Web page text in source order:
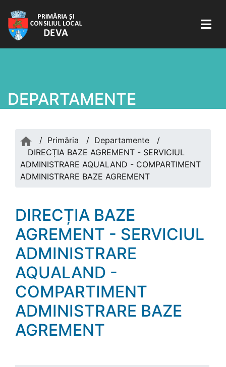
DEPARTAMENTE
/ Primăria / Departamente
/
DIRECȚIA BAZE AGREMENT - SERVICIUL
ADMINISTRARE AQUALAND - COMPARTIMENT
ADMINISTRARE BAZE AGREMENT
DIRECȚIA BAZE
AGREMENT - SERVICIUL
ADMINISTRARE
AQUALAND -
COMPARTIMENT
ADMINISTRARE BAZE
AGREMENT